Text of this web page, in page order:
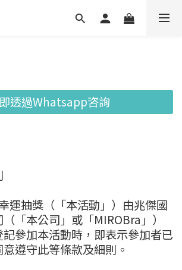
透過Whatsapp咨詢
運抽獎（「本活動」）由兆傑國
「本公司」或「MIROBra」）
參加本活動時，即表示參加者已
遵守此等條款及細則。